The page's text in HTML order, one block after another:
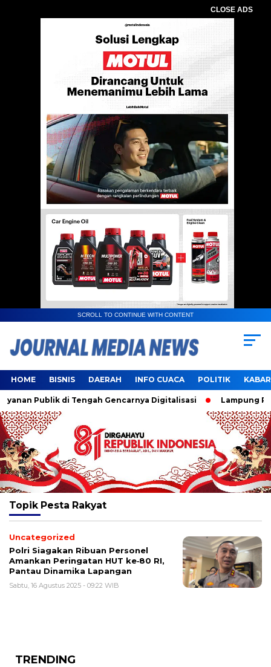
CLOSE ADS
SCROLL TO CONTINUE WITH CONTENT
HOME BISNIS DAERAH INFO CUACA POLITIK
Publik di Tengah Gencarnya Digitalisasi Lampung
Topik Pesta Rakyat
Uncategorized
Polri Siagakan Ribuan Personel
Amankan Peringatan HUT ke‑80 RI,
Pantau Dinamika Lapangan
Sabtu, 16 Agustus 2025 - 09:22 WIB
TRENDING